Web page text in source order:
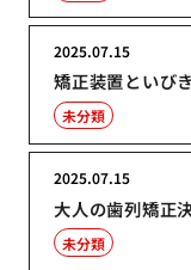
矯正装置といび
2025.07.15
未分類
大人の歯列矯正
2025.07.15
未分類